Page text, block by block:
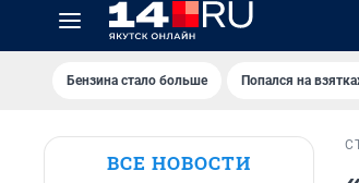
Бензина стало больше Попался на
ВСЕ НОВОСТИ